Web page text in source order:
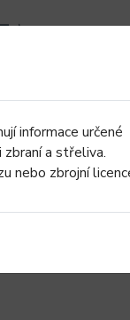
Obuv
informace určené
a střeliva.
nebo zbrojní